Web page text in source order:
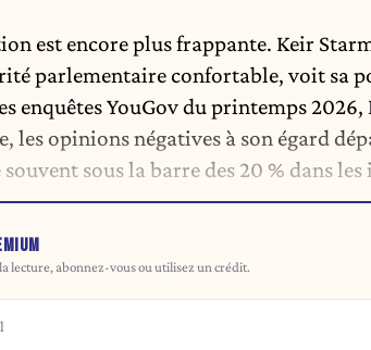
est encore plus frappante. Keir
parlementaire confortable, voit sa
enquêtes YouGov du printemps
les opinions négatives à son égard
sous la barre des 20 % dans
lecture, abonnez-vous ou utilisez un crédit.